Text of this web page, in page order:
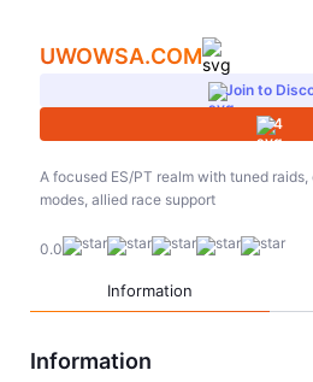
Perfect
RF Online
World of
Aion
Perfect
UWOWSA.COM
Join to
4
A focused ES/PT realm with tuned
modes, allied race support
0.0
Information
Information